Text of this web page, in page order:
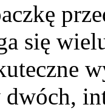
się
dwóch,